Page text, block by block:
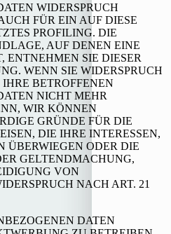
WIDERSPRUCH
FÜR EIN AUF DIESE
PROFILING. DIE
AUF DENEN EINE
ENTNEHMEN SIE DIESER
WENN SIE WIDERSPRUCH
BETROFFENEN
NICHT MEHR
WIR KÖNNEN
GRÜNDE FÜR DIE
DIE IHRE INTERESSEN,
ÜBERWIEGEN ODER DIE
GELTENDMACHUNG,
VON
NACH ART. 21
DATEN